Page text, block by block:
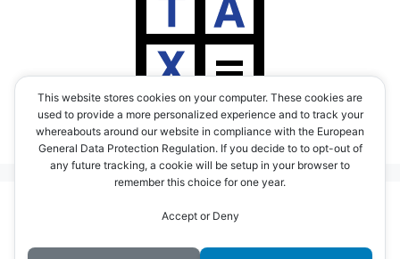
부가세 계산기 앱
(TAX CALC APP)
© 2026 시간을 달리는 e라이더 blog <전기 자전거 여행,
• Built with GeneratePress
This website stores cookies on your computer. These cookies are
used to provide a more personalized experience and to track your
whereabouts around our website in compliance with the European
General Data Protection Regulation. If you decide to to opt-out of
any future tracking, a cookie will be setup in your browser to
remember this choice for one year.
Accept or Deny